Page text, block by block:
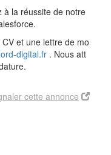
à la réussite de notre
et une lettre de mo
digital.fr . Nous att
cette annonce